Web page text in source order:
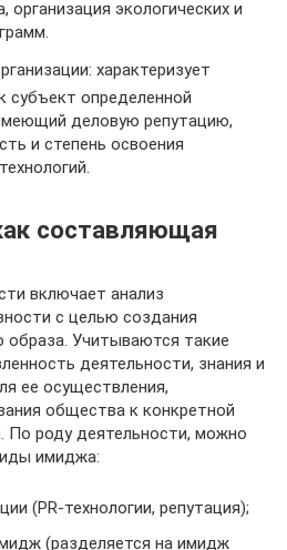
экологических и
характеризует
субъект определенной
деловую репутацию,
и степень освоения
составляющая
включает анализ
с целью создания
образа. Учитываются такие
деятельности, знания и
ее осуществления,
общества к конкретной
По роду деятельности, можно
имиджа:
(PR-технологии, репутация);
(разделяется на имидж